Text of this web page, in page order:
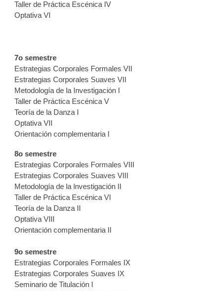
Taller de Práctica Escénica IV
Optativa VI
7o semestre
Estrategias Corporales Formales VII
Estrategias Corporales Suaves VII
Metodología de la Investigación I
Taller de Práctica Escénica V
Teoría de la Danza I
Optativa VII
Orientación complementaria I
8o semestre
Estrategias Corporales Formales VIII
Estrategias Corporales Suaves VIII
Metodología de la lnvestigación II
Taller de Práctica Escénica VI
Teoría de la Danza II
Optativa VIII
Orientación complementaria II
9o semestre
Estrategias Corporales Formales IX
Estrategias Corporales Suaves IX
Seminario de Titulación I